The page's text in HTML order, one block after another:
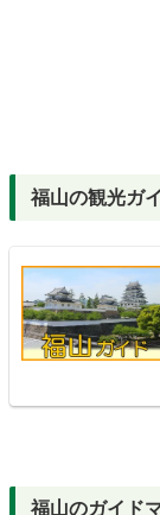
福山の観光ガ
福山のガイド